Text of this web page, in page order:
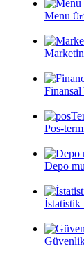
Menu
Pos-
Depo
İstatistik